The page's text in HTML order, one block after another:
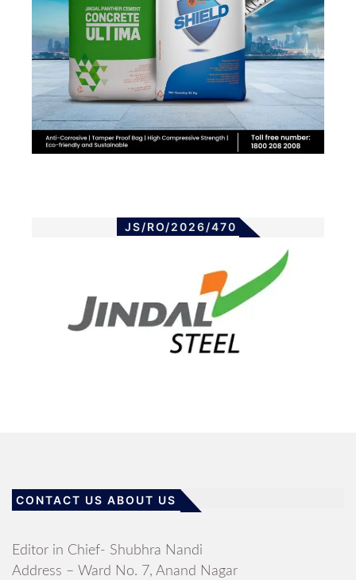
JS/RO/2026/470
CONTACT US ABOUT US
Editor in Chief- Shubhra Nandi
Address – Ward No. 7, Anand Nagar